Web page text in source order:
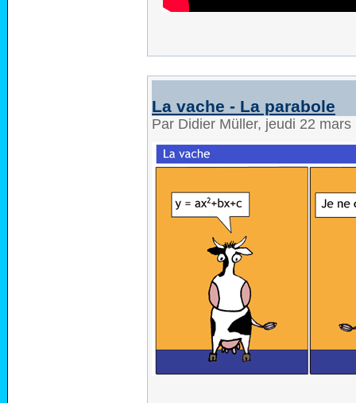
La vache - La parabole
Par Didier Müller, jeudi 22